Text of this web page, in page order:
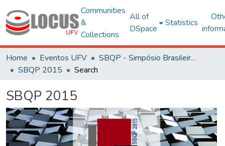
Communities
&
Collections
All of
DSpace
Statistics
Home Eventos UFV
SBQP - Simpósio Brasileiro de Qualidade do Projeto no Ambiente Construído
SBQP 2015
Search
SBQP 2015